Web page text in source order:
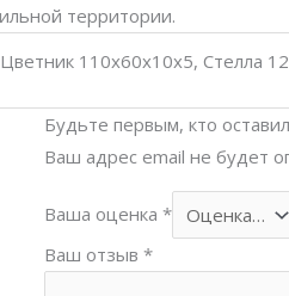
территории.
110х60х10х5, Стелла
Будьте первым, кто
Ваш адрес email не будет
Ваша оценка *
Ваш отзыв *